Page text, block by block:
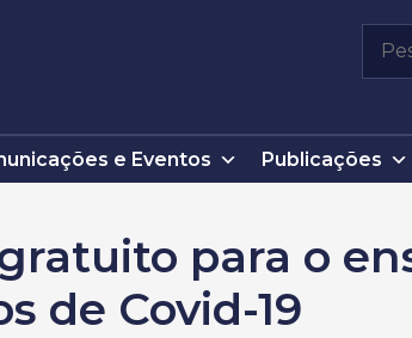
por:
e Eventos Publicações
para o
de Covid-19